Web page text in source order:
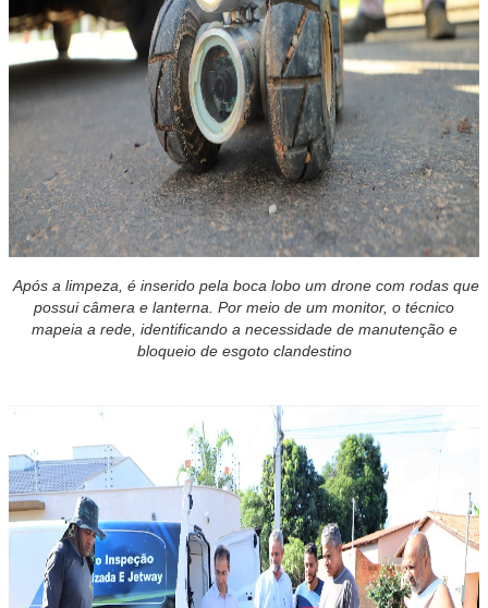
Após a limpeza, é inserido pela boca lobo um drone com rodas que
possui câmera e lanterna. Por meio de um monitor, o técnico
mapeia a rede, identificando a necessidade de manutenção e
bloqueio de esgoto clandestino